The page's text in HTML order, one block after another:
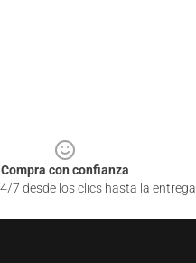
Compra con confianza
7 desde los clics hasta la entrega